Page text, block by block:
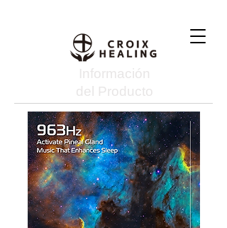
Información
del Producto